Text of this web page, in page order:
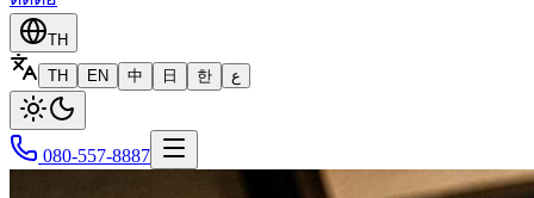
TH
TH
EN 中 日 한 ع
080-557-8887